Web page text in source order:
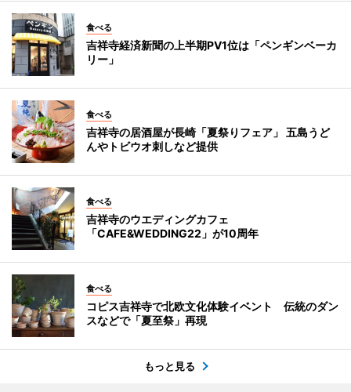
食べる
吉祥寺経済新聞の上半期PV1位は「ペンギンベーカ
リー」
食べる
吉祥寺の居酒屋が長崎「夏祭りフェア」 五島うど
んやトビウオ刺しなど提供
食べる
吉祥寺のウエディングカフェ
「CAFE&WEDDING22」が10周年
食べる
コピス吉祥寺で北欧文化体験イベント 伝統のダン
スなどで「夏至祭」再現
もっと見る